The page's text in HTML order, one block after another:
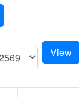
View